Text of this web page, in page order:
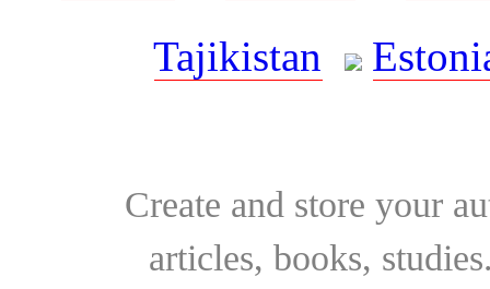
Tajikistan
Create and store your
articles, books,